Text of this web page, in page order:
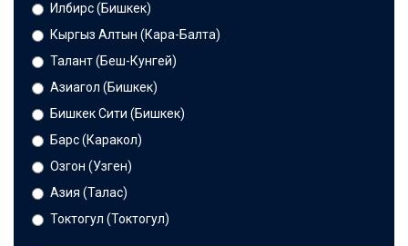
Илбирс (Бишкек)
Кыргыз Алтын (Кара-Балта)
Талант (Беш-Кунгей)
Азиагол (Бишкек)
Бишкек Сити (Бишкек)
Барс (Каракол)
Озгон (Узген)
Азия (Талас)
Токтогул (Токтогул)